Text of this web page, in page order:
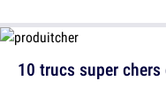
10 trucs super